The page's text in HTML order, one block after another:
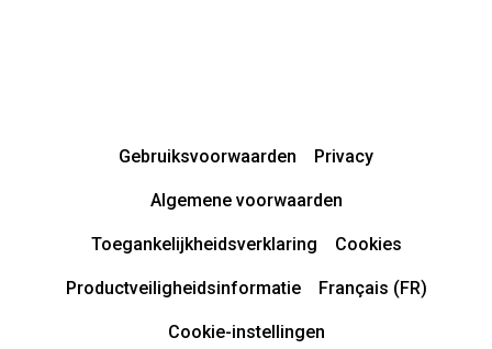
Gebruiksvoorwaarden Privacy
Algemene voorwaarden
Toegankelijkheidsverklaring Cookies
Productveiligheidsinformatie Français (FR)
Cookie-instellingen